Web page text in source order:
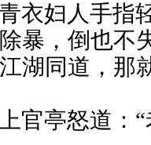
衣妇人手指
暴，倒也不
湖同道，那
官亭怒道：“